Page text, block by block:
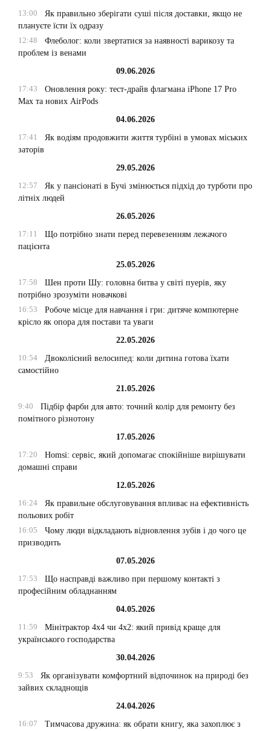
13:00
Як правильно зберігати суші після доставки, якщо не
плануєте їсти їх одразу
12:48
Флеболог: коли звертатися за наявності варикозу та
проблем із венами
09.06.2026
17:43
Оновлення року: тест-драйв флагмана iPhone 17 Pro
Max та нових AirPods
04.06.2026
17:41
Як водіям продовжити життя турбіні в умовах міських
заторів
29.05.2026
12:57
Як у пансіонаті в Бучі змінюється підхід до турботи про
літніх людей
26.05.2026
17:11
Що потрібно знати перед перевезенням лежачого
пацієнта
25.05.2026
17:58
Шен проти Шу: головна битва у світі пуерів, яку
потрібно зрозуміти новачкові
16:53
Робоче місце для навчання і гри: дитяче компютерне
крісло як опора для постави та уваги
22.05.2026
10:54
Двоколісний велосипед: коли дитина готова їхати
самостійно
21.05.2026
9:40
Підбір фарби для авто: точний колір для ремонту без
помітного різнотону
17.05.2026
17:20
Homsi: сервіс, який допомагає спокійніше вирішувати
домашні справи
12.05.2026
16:24
Як правильне обслуговування впливає на ефективність
польових робіт
16:05
Чому люди відкладають відновлення зубів і до чого це
призводить
07.05.2026
17:53
Що насправді важливо при першому контакті з
професійним обладнанням
04.05.2026
11:59
Мінітрактор 4х4 чи 4х2: який привід краще для
українського господарства
30.04.2026
9:53
Як організувати комфортний відпочинок на природі без
зайвих складнощів
24.04.2026
16:07
Тимчасова дружина: як обрати книгу, яка захоплює з